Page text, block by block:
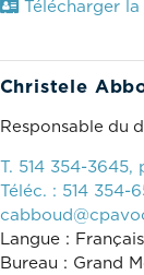
Télécharger
Christele
Responsable du
T. 514 354-3645,
Téléc. : 514 354-
Langue :
Bureau : Grand